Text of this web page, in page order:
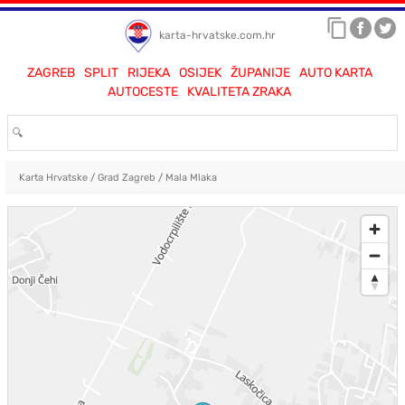
karta-hrvatske.com.hr
ZAGREB SPLIT RIJEKA OSIJEK ŽUPANIJE
AUTO KARTA
AUTOCESTE
KVALITETA ZRAKA
Karta Hrvatske/ Grad Zagreb / Mala Mlaka